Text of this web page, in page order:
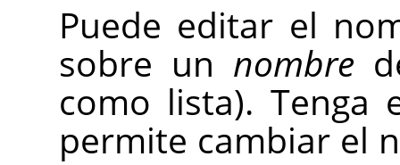
Puede editar el
sobre un nombre
como lista). Tenga
permite cambiar el